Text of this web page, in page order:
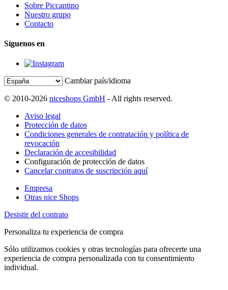
Sobre Piccantino
Nuestro grupo
Contacto
Síguenos en
Cambiar país/idioma
© 2010-2026 niceshops GmbH - All rights reserved.
Aviso legal
Protección de datos
Condiciones generales de contratación y política de
revocación
Declaración de accesibilidad
Configuración de protección de datos
Cancelar contratos de suscripción aquí
Empresa
Otras nice Shops
Desistir del contrato
Personaliza tu experiencia de compra
Sólo utilizamos cookies y otras tecnologías para ofrecerte una
experiencia de compra personalizada con tu consentimiento
individual.